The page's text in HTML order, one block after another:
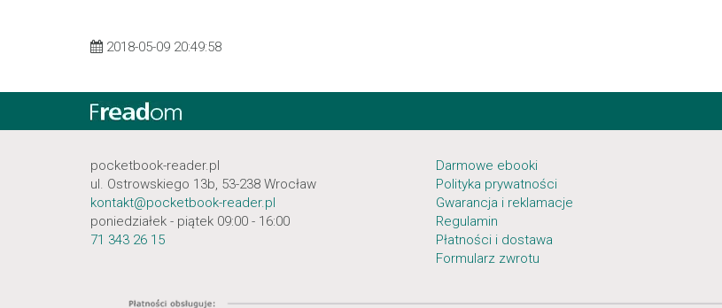
2018-05-09 20:49:58
pocketbook-reader.pl
ul. Ostrowskiego 13b, 53-238 Wrocław
kontakt@pocketbook-reader.pl
poniedziałek - piątek 09:00 - 16:00
71 343 26 15
Darmowe ebooki
Polityka prywatności
Gwarancja i reklamacje
Regulamin
Płatności i dostawa
Formularz zwrotu